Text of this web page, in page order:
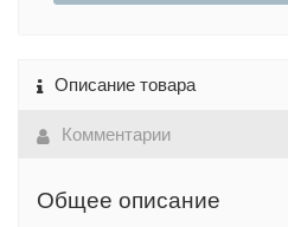
Описание товара
Комментарии
Общее описание